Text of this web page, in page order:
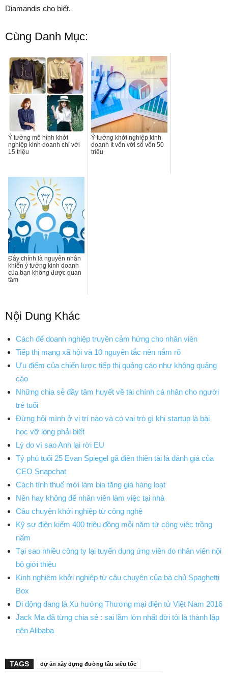
Diamandis cho biết.
Cùng Danh Mục:
Ý tưởng mô hình khởi
nghiệp kinh doanh chỉ với
15 triệu
Ý tưởng khởi nghiệp kinh
doanh ít vốn với số vốn 50
triệu
Đây chính là nguyên nhân
khiến ý tưởng kinh doanh
của bạn không được quan
tâm
Nội Dung Khác
Cách để doanh nghiệp truyền cảm hứng cho nhân viên
Tiếp thị mạng xã hội và 10 nguyên tắc nên nắm rõ
Ưu điểm của chiến lược tiếp thị quảng cáo như không quảng
cáo
Những chia sẻ đầy tâm huyết về tài chính cá nhân cho người
trẻ tuổi
Đừng hỏi mình ở vị trí nào và có vai trò gì khi startup là bài
học vỡ lòng phải biết
Lý do vì sao Anh lại rời EU
Tỷ phú tuổi 25 Evan Spiegel gã điên thiên tài là đánh giá của
CEO Snapchat
Cách tính thuế mới làm bia tăng giá hàng loạt
Nên hay không để nhân viên làm việc tại nhà
Câu chuyện khởi nghiệp từ công nghệ
Kỹ sư điện kiếm 400 triệu đồng mỗi năm từ công việc trồng
nấm
Tại sao nhiều công ty lại tuyển dụng ứng viên do nhân viên nội
bộ giới thiệu
Kinh nghiệm khởi nghiệp từ câu chuyện của bà chủ Spaghetti
Box
Di động đang là Xu hướng Thương mại điện tử Việt Nam 2016
Jack Ma đã từng chia sẻ : sai lầm lớn nhất đời tôi là thành lập
nên Alibaba
TAGS
dự án xây dựng đường tầu siêu tốc